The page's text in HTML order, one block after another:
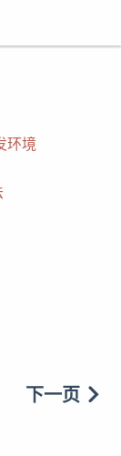
环境
下一页